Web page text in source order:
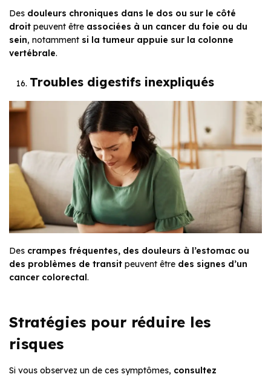
Des douleurs chroniques dans le dos ou sur le côté
droit peuvent être associées à un cancer du foie ou du
sein, notamment si la tumeur appuie sur la colonne
vertébrale.
Troubles digestifs inexpliqués
Des crampes fréquentes, des douleurs à l’estomac ou
des problèmes de transit peuvent être des signes d’un
cancer colorectal.
Stratégies pour réduire les
risques
Si vous observez un de ces symptômes, consultez